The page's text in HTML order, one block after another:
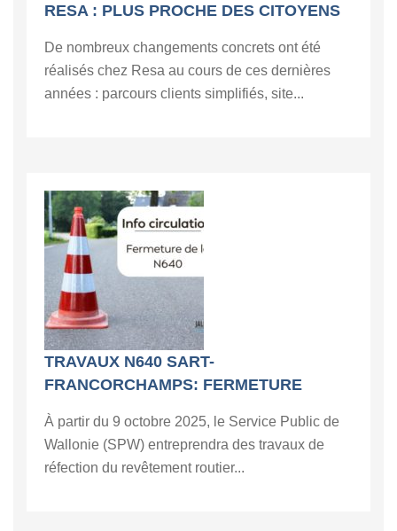
RESA : PLUS PROCHE DES CITOYENS
De nombreux changements concrets ont été
réalisés chez Resa au cours de ces dernières
années : parcours clients simplifiés, site...
TRAVAUX N640 SART-
FRANCORCHAMPS: FERMETURE
À partir du 9 octobre 2025, le Service Public de
Wallonie (SPW) entreprendra des travaux de
réfection du revêtement routier...